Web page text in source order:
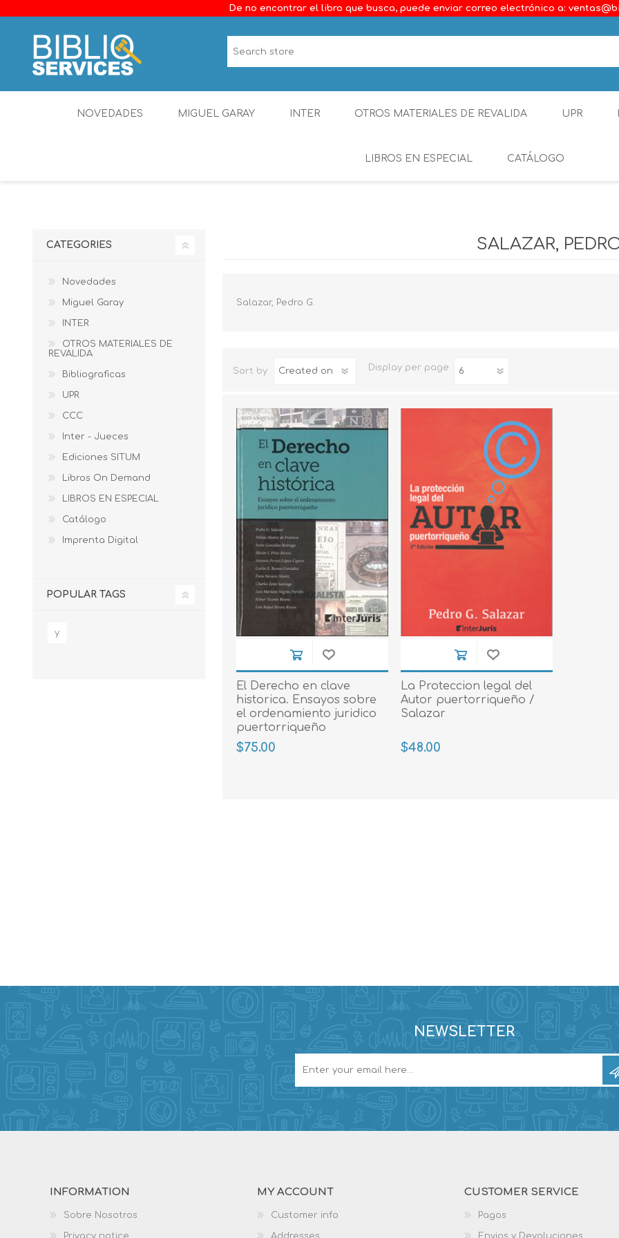
De no encontrar el libro que busca, puede enviar correo electrónico a:
NOVEDADES MIGUEL GARAY INTER OTROS MATERIALES DE REVALIDA UPR
LIBROS EN ESPECIAL CATÁLOGO
Obligaciones y
Procedimiento Penal
Sucesiones
Penal
Otros Temas
Derecho
Daños
Hipotecario
SALAZAR,
Salazar, Pedro G.
Sort by Display per page
El Derecho en clave
historica. Ensayos sobre
el ordenamiento juridico
puertorriqueño
$75.00
La Proteccion legal del
Autor puertorriqueño /
Salazar
$48.00
CATEGORIES
Novedades
Miguel Garay
INTER
OTROS MATERIALES DE
REVALIDA
Bibliograficas
UPR
CCC
Inter - Jueces
Ediciones SITUM
Libros On Demand
LIBROS EN ESPECIAL
Catálogo
Imprenta Digital
POPULAR TAGS
y
NEWSLETTER
INFORMATION
Sobre Nosotros
Privacy notice
MY ACCOUNT
Customer info
Addresses
CUSTOMER SERVICE
Pagos
Envios y Devoluciones